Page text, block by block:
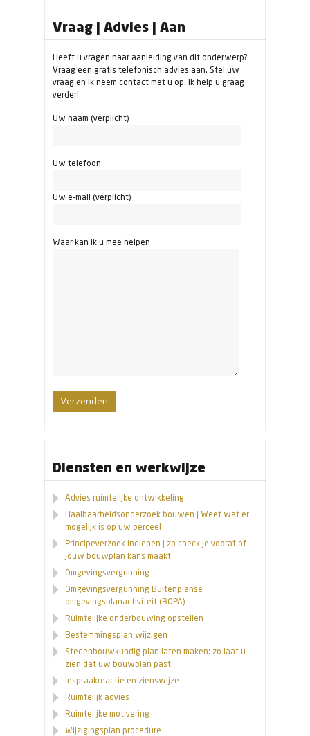
Vraag | Advies | Aan
Heeft u vragen naar aanleiding van dit onderwerp?
Vraag een gratis telefonisch advies aan. Stel uw
vraag en ik neem contact met u op. Ik help u graag
verder!
Uw naam (verplicht)
Uw telefoon
Uw e-mail (verplicht)
Waar kan ik u mee helpen
Diensten en werkwijze
Advies ruimtelijke ontwikkeling
Haalbaarheidsonderzoek bouwen | Weet wat er
mogelijk is op uw perceel
Principeverzoek indienen | zo check je vooraf of
jouw bouwplan kans maakt
Omgevingsvergunning
Omgevingsvergunning Buitenplanse
omgevingsplanactiviteit (BOPA)
Ruimtelijke onderbouwing opstellen
Bestemmingsplan wijzigen
Stedenbouwkundig plan laten maken: zo laat u
zien dat uw bouwplan past
Inspraakreactie en zienswijze
Ruimtelijk advies
Ruimtelijke motivering
Wijzigingsplan procedure